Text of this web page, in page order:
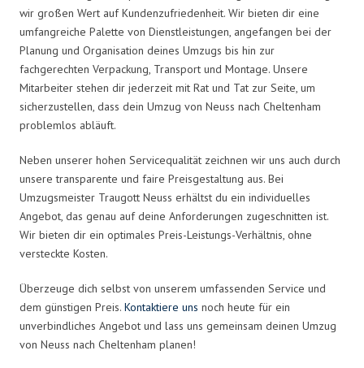
wir großen Wert auf Kundenzufriedenheit. Wir bieten dir eine
umfangreiche Palette von Dienstleistungen, angefangen bei der
Planung und Organisation deines Umzugs bis hin zur
fachgerechten Verpackung, Transport und Montage. Unsere
Mitarbeiter stehen dir jederzeit mit Rat und Tat zur Seite, um
sicherzustellen, dass dein Umzug von Neuss nach Cheltenham
problemlos abläuft.
Neben unserer hohen Servicequalität zeichnen wir uns auch durch
unsere transparente und faire Preisgestaltung aus. Bei
Umzugsmeister Traugott Neuss erhältst du ein individuelles
Angebot, das genau auf deine Anforderungen zugeschnitten ist.
Wir bieten dir ein optimales Preis-Leistungs-Verhältnis, ohne
versteckte Kosten.
Überzeuge dich selbst von unserem umfassenden Service und
dem günstigen Preis. Kontaktiere uns noch heute für ein
unverbindliches Angebot und lass uns gemeinsam deinen Umzug
von Neuss nach Cheltenham planen!